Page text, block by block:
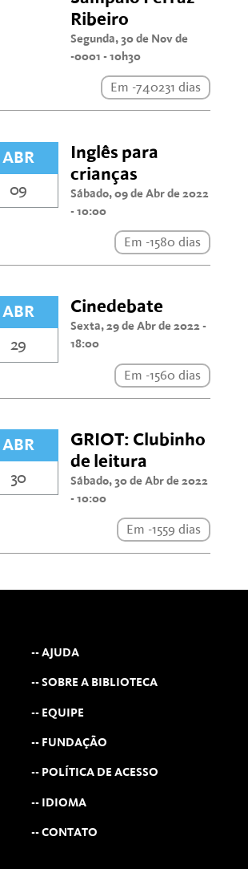
Ribeiro
Segunda, 30 de Nov de
-0001 - 10h30
Em -740231 dias
ABR
09
Inglês para
crianças
Sábado, 09 de Abr de 2022
- 10:00
Em -1580 dias
ABR
29
Cinedebate
Sexta, 29 de Abr de 2022 -
18:00
Em -1560 dias
ABR
30
GRIOT: Clubinho
de leitura
Sábado, 30 de Abr de 2022
- 10:00
Em -1559 dias
-- AJUDA
-- SOBRE A BIBLIOTECA
-- EQUIPE
-- FUNDAÇÃO
-- POLÍTICA DE ACESSO
-- IDIOMA
-- CONTATO